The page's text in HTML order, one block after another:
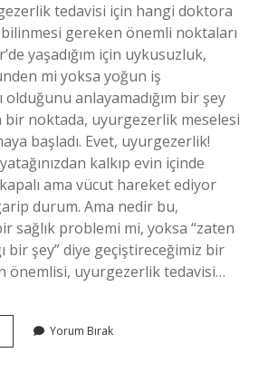
tedavisi için hangi doktora
gereken önemli noktaları
yaşadığım için uykusuzluk,
mi yoksa yoğun iş
anlayamadığım bir şey
bir noktada, uyurgezerlik meselesi
başladı. Evet, uyurgezerlik!
kalkıp evin içinde
ama vücut hareket ediyor
durum. Ama nedir bu,
sağlık problemi mi, yoksa “zaten
bir şey” diye geçiştireceğimiz bir
önemlisi, uyurgezerlik tedavisi…
UyurgezerlikYorum Bırak